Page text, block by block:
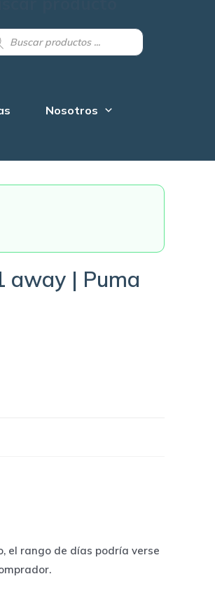
Nosotros
away | Puma
el rango de días podría verse